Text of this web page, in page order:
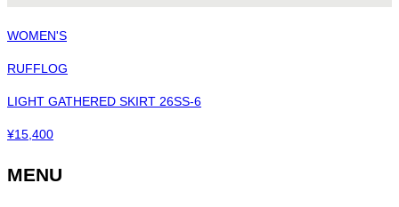
WOMEN'S
RUFFLOG
LIGHT GATHERED SKIRT 26SS-6
¥15,400
MENU